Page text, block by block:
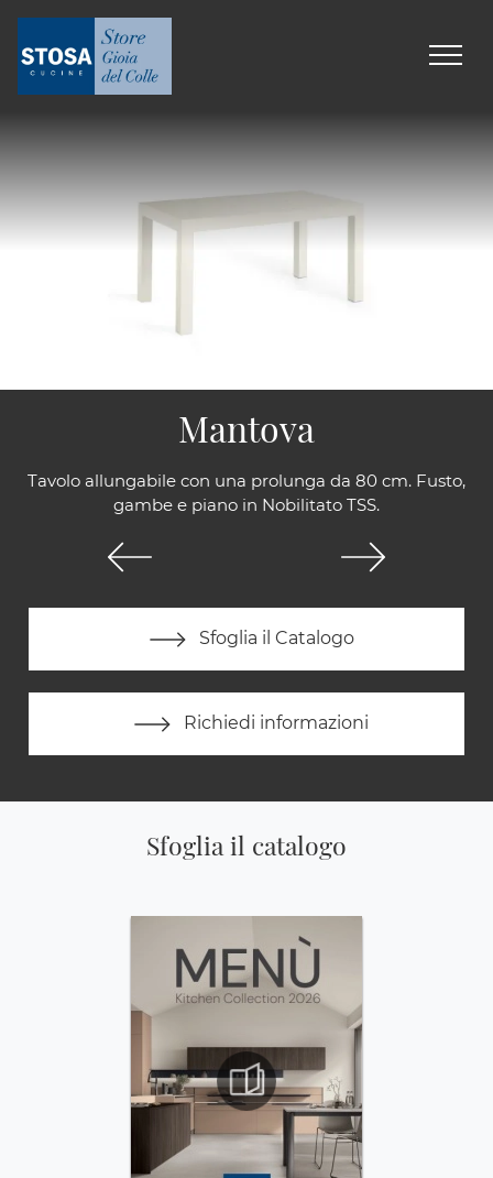
Tavolo allungabile con una prolunga da 80 cm. Fusto,
gambe e piano in Nobilitato TSS.
Sfoglia il Catalogo
Richiedi informazioni
Mantova
Sfoglia il catalogo